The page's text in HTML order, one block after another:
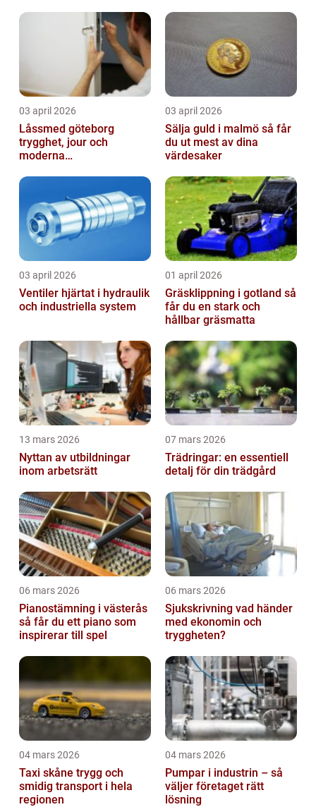
03 april 2026
Låssmed göteborg
trygghet, jour och
moderna
03 april 2026
Sälja guld i malmö så får
du ut mest av dina
värdesaker
03 april 2026
Ventiler hjärtat i hydraulik
och industriella system
01 april 2026
Gräsklippning i gotland så
får du en stark och
hållbar gräsmatta
13 mars 2026
Nyttan av utbildningar
inom arbetsrätt
07 mars 2026
Trädringar: en essentiell
detalj för din trädgård
06 mars 2026
Pianostämning i västerås
så får du ett piano som
inspirerar till spel
06 mars 2026
Sjukskrivning vad händer
med ekonomin och
tryggheten?
04 mars 2026
Taxi skåne trygg och
smidig transport i hela
regionen
04 mars 2026
Pumpar i industrin – så
väljer företaget rätt
lösning